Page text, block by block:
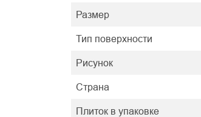
Размер
Тип поверхности
Рисунок
Страна
Плиток в упаковке